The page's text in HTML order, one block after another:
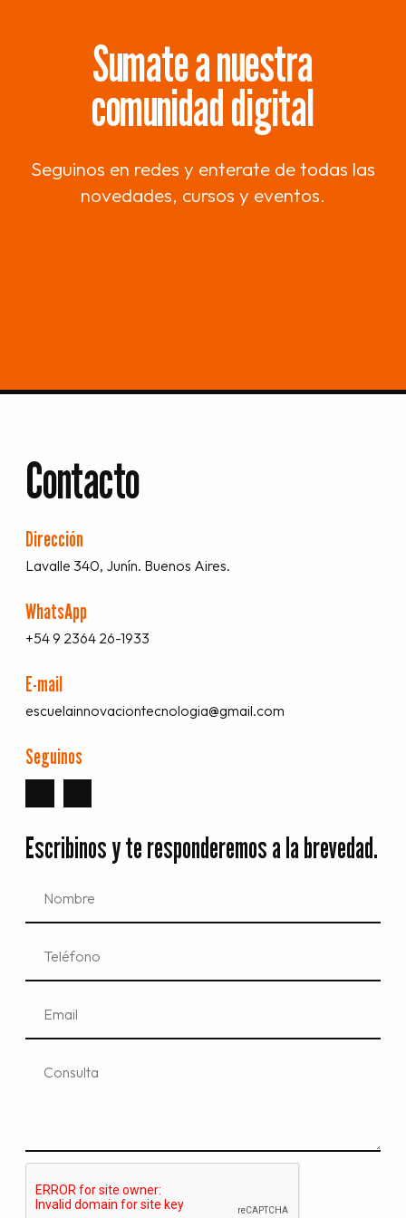
Sumate a nuestra
comunidad digital
Seguinos en redes y enterate de todas las
novedades, cursos y eventos.
Contacto
Dirección
Lavalle 340, Junín. Buenos Aires.
WhatsApp
+54 9 2364 26-1933
E-mail
escuelainnovaciontecnologia@gmail.com
Seguinos
Escribinos y te responderemos a la brevedad.